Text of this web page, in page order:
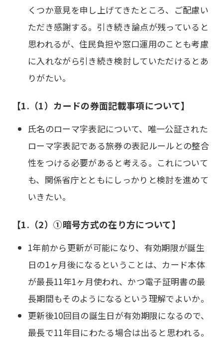
くつか意見を申し上げてきたところ、ご配慮い
ただき感謝する。引き続き論点が残っていると
思われるが、住民負担や窓口運用のことも考慮
に入れながら引き続き検討していただけるとあ
りがたい。
【1.（1）カードの券面記載事項について】
氏名のローマ字表記について、唯一公証された
ローマ字表記である旅券の表記ルールとの整合
性をつける必要があると考える。これについて
も、関係省庁とともにしっかりと検討を進めて
いきたい。
【1.（2）①暗号方式の在り方について】
1年前から更新が可能になり、有効期限が誕生
日の1ヶ月後になるということは、カード本体
が最長11年1ヶ月使われ、かつ電子証明書の最
長期間もそのようになるという理解でよいか。
更新後10回目の誕生日が有効期限になるので、
最長で11年目にわたる場合は出ると思われる。